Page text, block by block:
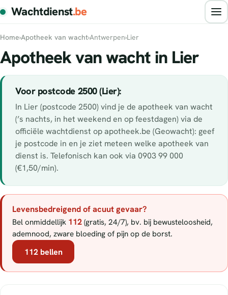
Wachtdienst.be
Home›Apotheek van wacht›Antwerpen›Lier
Apotheek van wacht in Lier
Voor postcode 2500 (Lier):
In Lier (postcode 2500) vind je de apotheek van wacht
(’s nachts, in het weekend en op feestdagen) via de
officiële wachtdienst op apotheek.be (Geowacht): geef
je postcode in en je ziet meteen welke apotheek van
dienst is. Telefonisch kan ook via 0903 99 000
(€1,50/min).
Levensbedreigend of acuut gevaar?
Bel onmiddellijk 112 (gratis, 24/7), bv. bij bewusteloosheid,
ademnood, zware bloeding of pijn op de borst.
112 bellen